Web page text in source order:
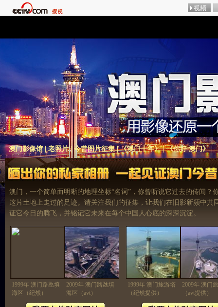
澳门影像馆|老照片| 今昔图片征集|《澳门十年》|《你好 澳门》|
澳门，一个简单而明晰的地理坐标“名词”，你曾听说它过去的传闻
这片土地上走过的足迹。请关注我们的征集，让我们在旧影新颜中
证它今日的腾飞，并铭记它未来在每个中国人心底的深深沉淀。
1999年 澳门路氹填
海区（纪然）
2009年 澳门路氹填
海区（avt）
1999年 澳门旅游塔
（纪然提供）
2009年 澳门
（avt提供）